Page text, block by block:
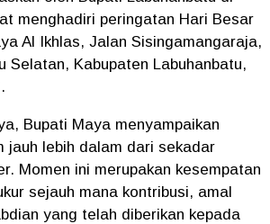
menghadiri peringatan Hari Besar
Al Ikhlas, Jalan Sisingamangaraja,
Selatan, Kabupaten Labuhanbatu,
Bupati Maya menyampaikan
jauh lebih dalam dari sekadar
Momen ini merupakan kesempatan
sejauh mana kontribusi, amal
yang telah diberikan kepada